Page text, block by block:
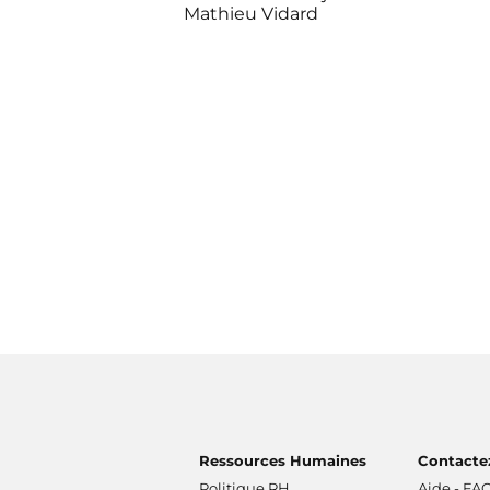
Mathieu Vidard
Ressources Humaines